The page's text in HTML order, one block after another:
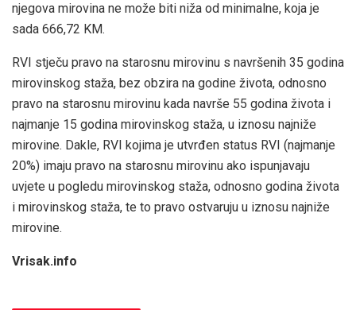
njegova mirovina ne može biti niža od minimalne, koja je
sada 666,72 KM.
RVI stječu pravo na starosnu mirovinu s navršenih 35 godina
mirovinskog staža, bez obzira na godine života, odnosno
pravo na starosnu mirovinu kada navrše 55 godina života i
najmanje 15 godina mirovinskog staža, u iznosu najniže
mirovine. Dakle, RVI kojima je utvrđen status RVI (najmanje
20%) imaju pravo na starosnu mirovinu ako ispunjavaju
uvjete u pogledu mirovinskog staža, odnosno godina života
i mirovinskog staža, te to pravo ostvaruju u iznosu najniže
mirovine.
Vrisak.info